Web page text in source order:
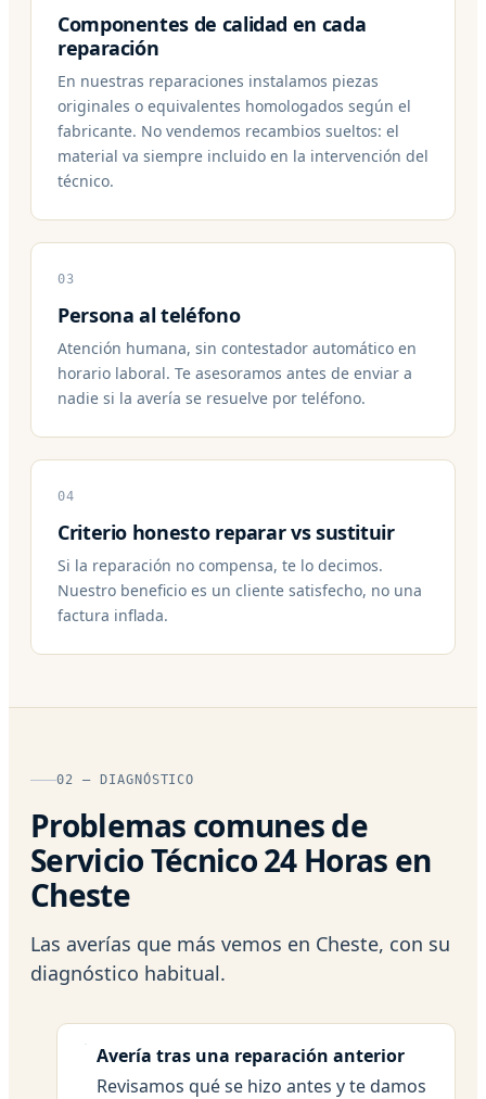
Componentes de calidad en cada
reparación
En nuestras reparaciones instalamos piezas
originales o equivalentes homologados según el
fabricante. No vendemos recambios sueltos: el
material va siempre incluido en la intervención del
técnico.
03
Persona al teléfono
Atención humana, sin contestador automático en
horario laboral. Te asesoramos antes de enviar a
nadie si la avería se resuelve por teléfono.
04
Criterio honesto reparar vs sustituir
Si la reparación no compensa, te lo decimos.
Nuestro beneficio es un cliente satisfecho, no una
factura inflada.
02 — DIAGNÓSTICO
Problemas comunes de
Servicio Técnico 24 Horas en
Cheste
Las averías que más vemos en Cheste, con su
diagnóstico habitual.
Avería tras una reparación anterior
Revisamos qué se hizo antes y te damos